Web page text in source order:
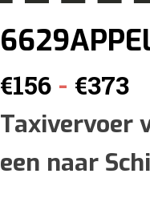
€156 - €373
Taxivervoer
een naar